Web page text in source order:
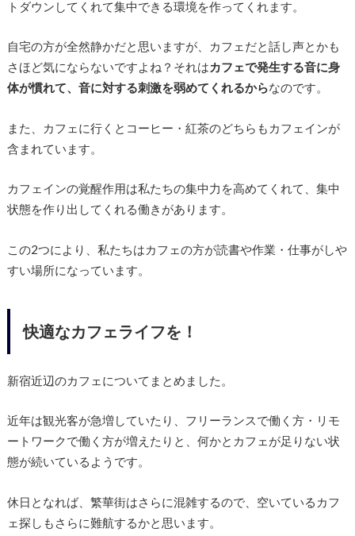
トダウンしてくれて集中できる環境を作ってくれます。
自宅の方が全然静かだと思いますが、カフェだと話し声とかも
さほど気にならないですよね？それはカフェで発生する音に身
体が慣れて、音に対する刺激を弱めてくれるからなのです。
また、カフェに行くとコーヒー・紅茶のどちらもカフェインが
含まれています。
カフェインの覚醒作用は私たちの集中力を高めてくれて、集中
状態を作り出してくれる働きがあります。
この2つにより、私たちはカフェの方が読書や作業・仕事がしや
すい場所になっています。
快適なカフェライフを！
新宿近辺のカフェについてまとめました。
近年は観光客が急増していたり、フリーランスで働く方・リモ
ートワークで働く方が増えたりと、何かとカフェが足りない状
態が続いているようです。
休日となれば、繁華街はさらに混雑するので、空いているカフ
ェ探しもさらに難航するかと思います。